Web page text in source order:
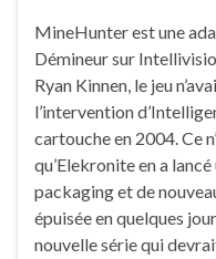
MineHunter est une
Démineur sur
Ryan Kinnen, le jeu
l’intervention
cartouche en 2004. Ce
qu’Elekronite en a
packaging et de
épuisée en quelques
nouvelle série qui